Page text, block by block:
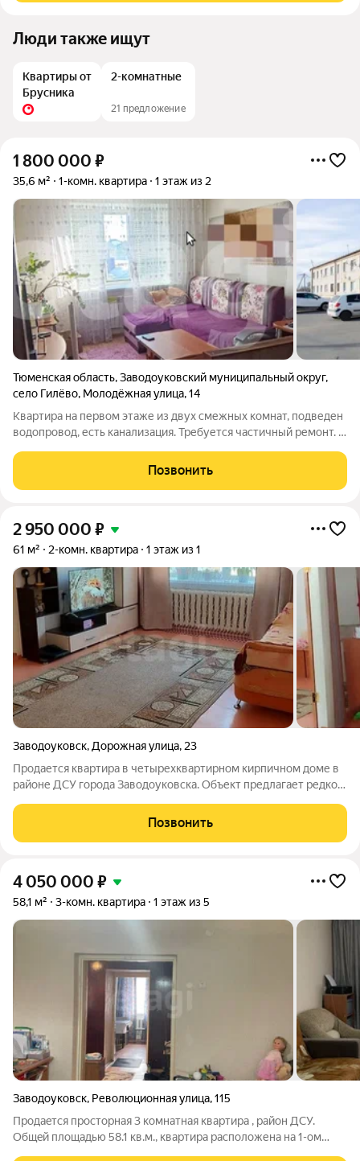
Люди также ищут
Квартиры от
Брусника
2-комнатные
21 предложение
1 800 000 ₽
35,6 м² 1-комн. квартира 1 этаж из 2
Тюменская область,Заводоуковский муниципальный округ,
село Гилёво, Молодёжная улица,14
Квартира на первом этаже из двух смежных комнат, подведен
водопровод, есть канализация. Требуется частичный ремонт. В
бонус это небольшой земельный участок под огород, на
котором есть теплица,
Позвонить
2 950 000 ₽
61 м² 2-комн. квартира 1 этаж из 1
Заводоуковск, Дорожная улица, 23
Продается квартира в четырехквартирном кирпичном доме в
районе ДСУ города Заводоуковска. Объект предлагает редкое
жизни. Квартира включает две светлые комнаты, кухню и
санузел. Все инженерные
Позвонить
4 050 000 ₽
58,1 м² 3-комн. квартира 1 этаж из 5
Заводоуковск, Революционная улица,115
Пpодаeтcя пpocторная 3 комнaтная квaртирa , paйон ДСУ.
Общeй плoщaдью 58.1 кв.м., квaртиpа pacпoложенa на 1-ом